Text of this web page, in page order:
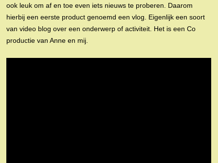
ook leuk om af en toe even iets nieuws te proberen. Daarom
hierbij een eerste product genoemd een vlog. Eigenlijk een soort
van video blog over een onderwerp of activiteit. Het is een Co
productie van Anne en mij.